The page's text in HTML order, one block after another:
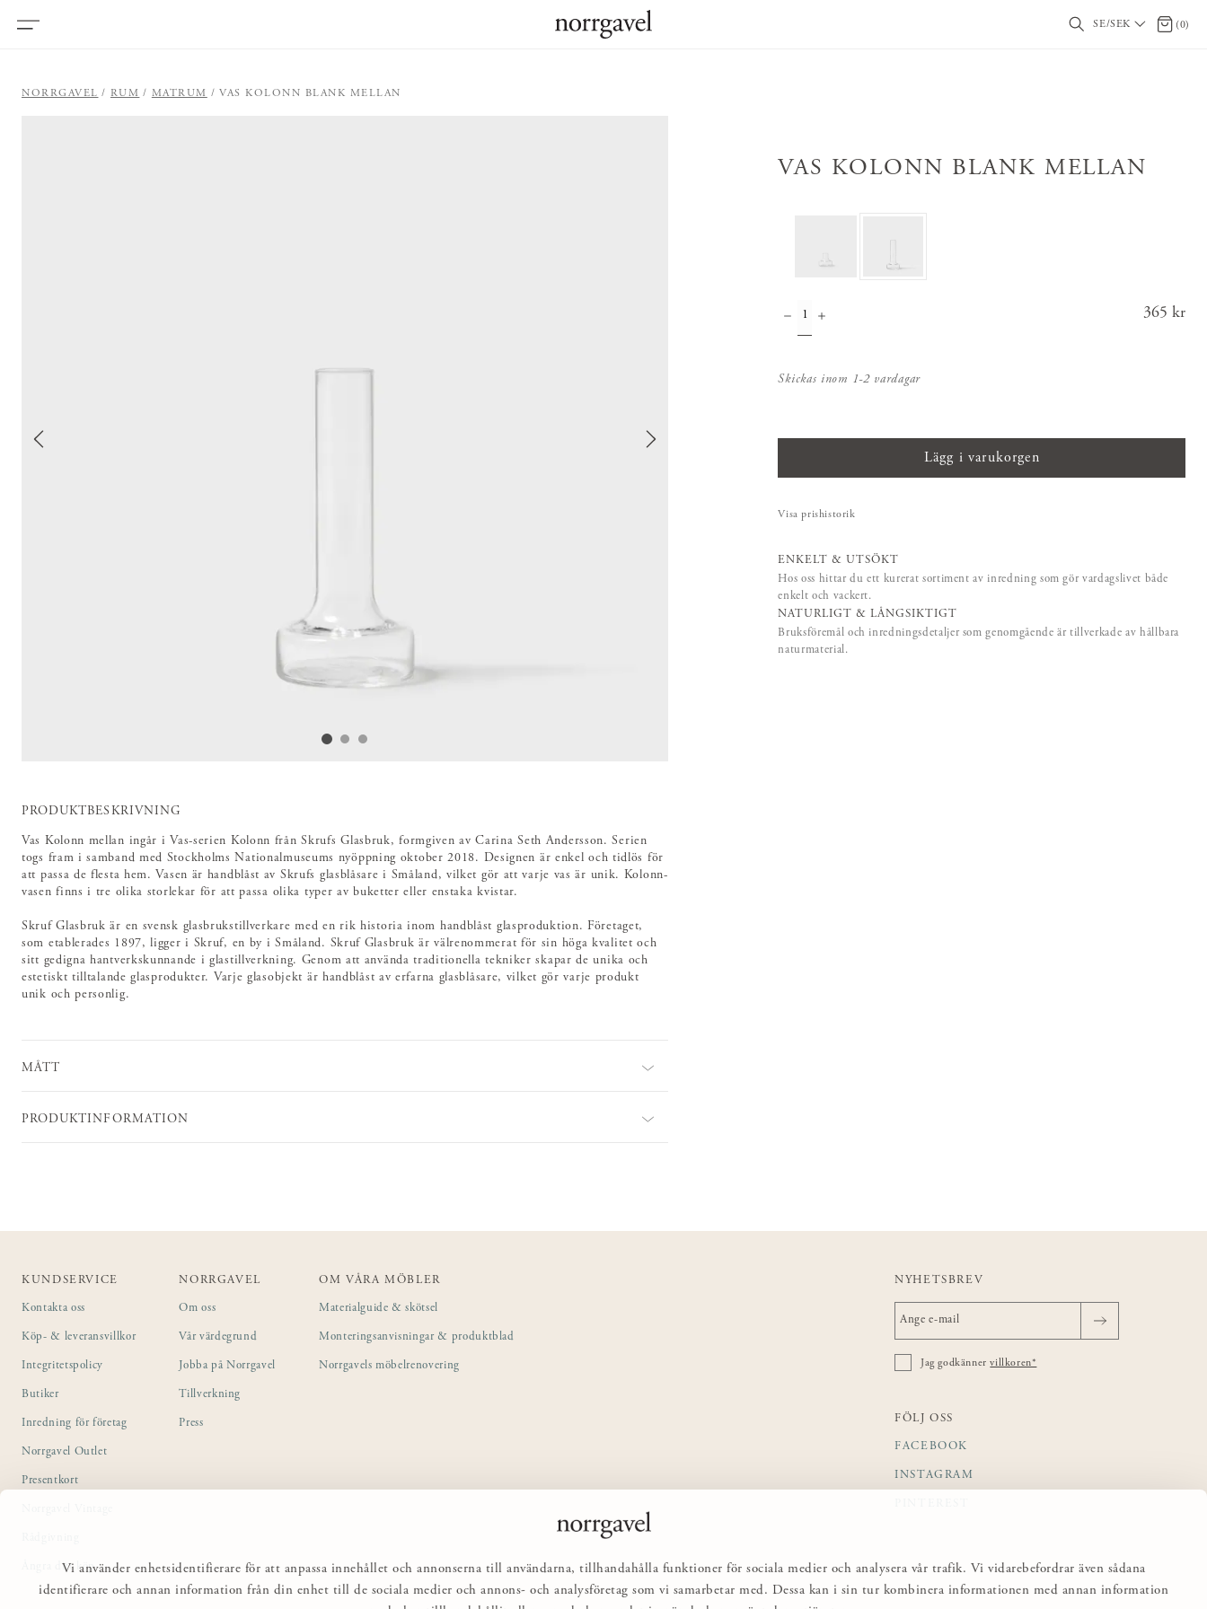
Vi använder enhetsidentifierare för att anpassa innehållet och annonserna till användarna, tillhandahålla funktioner för sociala medier och analysera vår trafik. Vi vidarebefordrar även sådana
identifierare och annan information från din enhet till de sociala medier och annons- och analysföretag som vi samarbetar med. Dessa kan i sin tur kombinera informationen med annan information
SE/SEK 0 (0)
NORRGAVEL RUM MATRUM VAS KOLONN BLANK MELLAN
VAS KOLONN BLANK MELLAN
Pris :
365 kr
Skickas inom 1-2 vardagar
Lägg i varukorgen
Visa prishistorik
ENKELT & UTSÖKT
Hos oss hittar du ett kurerat sortiment av inredning som gör vardagslivet både
enkelt och vackert.
NATURLIGT & LÅNGSIKTIGT
Bruksföremål och inredningsdetaljer som genomgående är tillverkade av hållbara
naturmaterial.
PRODUKTBESKRIVNING
Vas Kolonn mellan ingår i Vas-serien Kolonn från Skrufs Glasbruk, formgiven av Carina Seth Andersson. Serien
togs fram i samband med Stockholms Nationalmuseums nyöppning oktober 2018. Designen är enkel och tidlös för
att passa de flesta hem. Vasen är handblåst av Skrufs glasblåsare i Småland, vilket gör att varje vas är unik. Kolonn-
vasen finns i tre olika storlekar för att passa olika typer av buketter eller enstaka kvistar.
Skruf Glasbruk är en svensk glasbrukstillverkare med en rik historia inom handblåst glasproduktion. Företaget,
som etablerades 1897, ligger i Skruf, en by i Småland. Skruf Glasbruk är välrenommerat för sin höga kvalitet och
sitt gedigna hantverkskunnande i glastillverkning. Genom att använda traditionella tekniker skapar de unika och
estetiskt tilltalande glasprodukter. Varje glasobjekt är handblåst av erfarna glasblåsare, vilket gör varje produkt
unik och personlig.
MÅTT
PRODUKTINFORMATION
KUNDSERVICE
Kontakta oss
Köp- & leveransvillkor
Integritetspolicy
Butiker
Inredning för företag
Norrgavel Outlet
Presentkort
Ångra ditt köp
NORRGAVEL
Om oss
Vår värdegrund
Jobba på Norrgavel
Tillverkning
Press
OM VÅRA MÖBLER
Materialguide & skötsel
Monteringsanvisningar & produktblad
Norrgavels möbelrenovering
NYHETSBREV
Jag godkännervillkoren*
FÖLJ OSS
FACEBOOK
INSTAGRAM